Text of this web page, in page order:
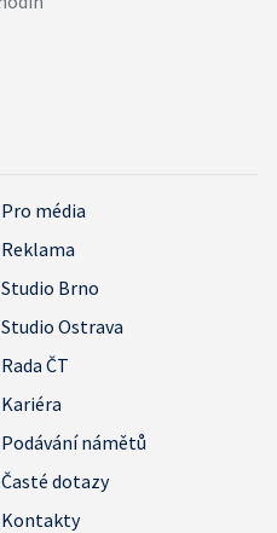
Pro média
Reklama
Studio Brno
Studio Ostrava
Rada ČT
Kariéra
Podávání námětů
Časté dotazy
Kontakty